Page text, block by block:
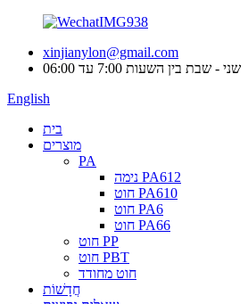
xinjianylon@gmail.com
שני - שבת בין השעות 7:00 עד 06:00
English
בית
מוצרים
PA
נימה PA612
חוט PA610
חוט PA6
חוט PA66
חוט PP
חוט PBT
חוט מחודד
חֲדָשׁוֹת